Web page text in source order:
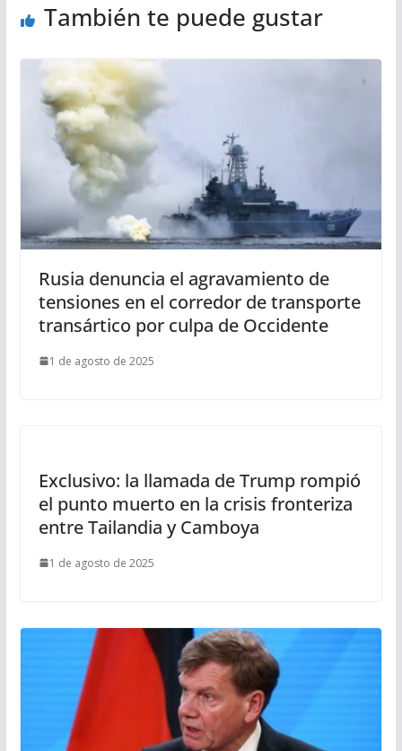
También te puede gustar
Rusia denuncia el agravamiento de
tensiones en el corredor de transporte
transártico por culpa de Occidente
1 de agosto de 2025
Exclusivo: la llamada de Trump rompió
el punto muerto en la crisis fronteriza
entre Tailandia y Camboya
1 de agosto de 2025